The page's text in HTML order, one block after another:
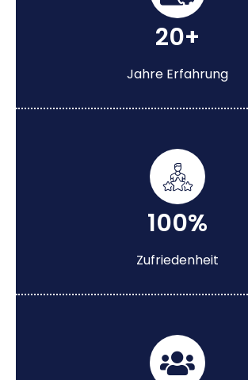
20+
Jahre Erfahrung
100%
Zufriedenheit